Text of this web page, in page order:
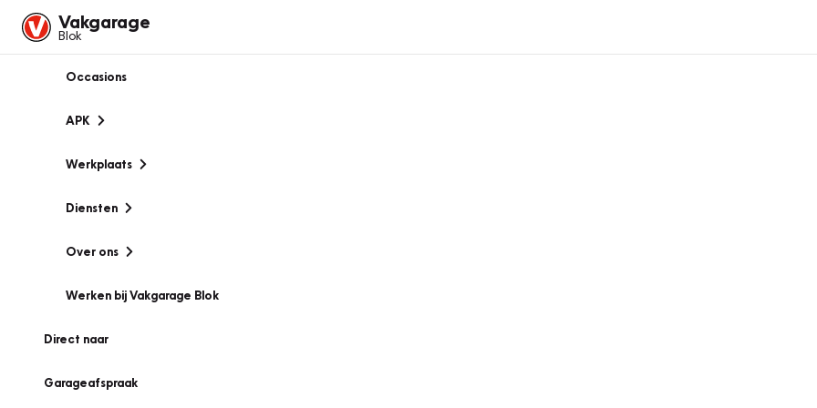
Vakgarage
Blok
Occasions
APK
Werkplaats
Diensten
Over ons
Werken bij Vakgarage Blok
Direct naar
Garageafspraak